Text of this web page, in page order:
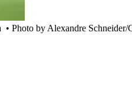
• Photo by Alexandre Schneider/